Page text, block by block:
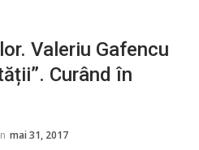
Valeriu Gafencu
Curând în
mai 31, 2017